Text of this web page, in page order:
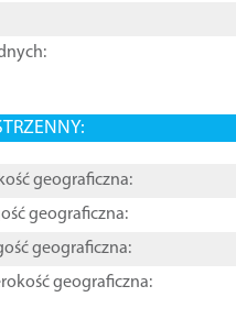
geograficzna:
geograficzna:
geograficzna:
geograficzna: